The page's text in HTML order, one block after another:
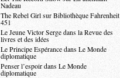
Nadeau
The Rebel Girl sur Bibliothèque Fahrenheit
451
Le Jeune Victor Serge dans la Revue des
livres et des idées
Le Principe Espérance dans Le Monde
diplomatique
Penser l’espoir dans Le Monde
diplomatique